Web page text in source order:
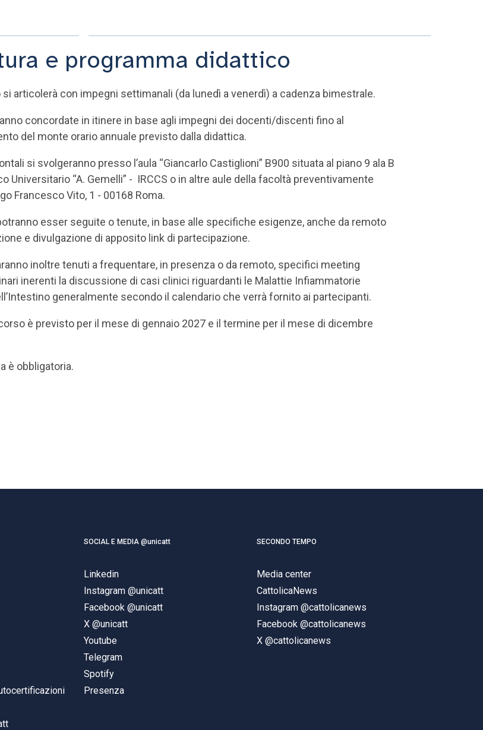
e programma didattico
si articolerà con impegni settimanali (da lunedì a venerdì) a cadenza bimestrale.
concordate in itinere in base agli impegni dei docenti/discenti fino al
del monte orario annuale previsto dalla didattica.
si svolgeranno presso l’aula “Giancarlo Castiglioni” B900 situata al piano 9 ala B
Universitario “A. Gemelli” - IRCCS o in altre aule della facoltà preventivamente
Francesco Vito, 1 - 00168 Roma.
esser seguite o tenute, in base alle specifiche esigenze, anche da remoto
e divulgazione di apposito link di partecipazione.
inoltre tenuti a frequentare, in presenza o da remoto, specifici meeting
inerenti la discussione di casi clinici riguardanti le Malattie Infiammatorie
generalmente secondo il calendario che verrà fornito ai partecipanti.
è previsto per il mese di gennaio 2027 e il termine per il mese di dicembre
è obbligatoria.
SOCIAL E MEDIA @unicatt
Linkedin
Instagram @unicatt
Facebook @unicatt
X @unicatt
Youtube
Telegram
Spotify
Presenza
SECONDO TEMPO
Media center
CattolicaNews
Instagram @cattolicanews
Facebook @cattolicanews
X @cattolicanews